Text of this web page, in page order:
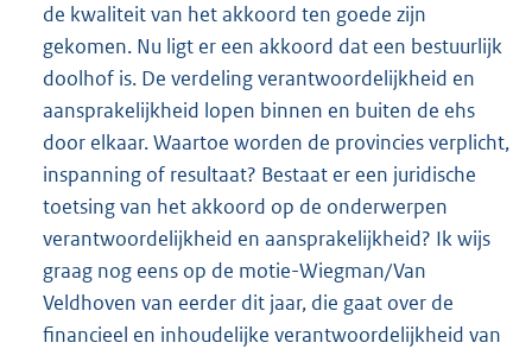
de kwaliteit van het akkoord ten goede zijn
gekomen. Nu ligt er een akkoord dat een bestuurlijk
doolhof is. De verdeling verantwoordelijkheid en
aansprakelijkheid lopen binnen en buiten de ehs
door elkaar. Waartoe worden de provincies verplicht,
inspanning of resultaat? Bestaat er een juridische
toetsing van het akkoord op de onderwerpen
verantwoordelijkheid en aansprakelijkheid? Ik wijs
graag nog eens op de motie-Wiegman/Van
Veldhoven van eerder dit jaar, die gaat over de
financieel en inhoudelijke verantwoordelijkheid van